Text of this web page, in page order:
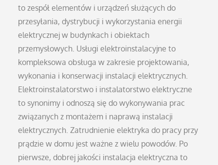
to zespół elementów i urządzeń służących do
przesyłania, dystrybucji i wykorzystania energii
elektrycznej w budynkach i obiektach
przemysłowych. Usługi elektroinstalacyjne to
kompleksowa obsługa w zakresie projektowania,
wykonania i konserwacji instalacji elektrycznych.
Elektroinstalatorstwo i instalatorstwo elektryczne
to synonimy i odnoszą się do wykonywania prac
związanych z montażem i naprawą instalacji
elektrycznych. Zatrudnienie elektryka do pracy przy
prądzie w domu jest ważne z wielu powodów. Po
pierwsze, dobrej jakości instalacja elektryczna to